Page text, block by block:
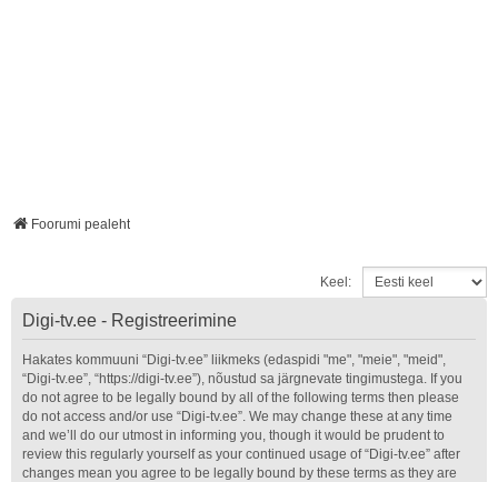
Foorumi pealeht
Keel:
Digi-tv.ee - Registreerimine
Hakates kommuuni “Digi-tv.ee” liikmeks (edaspidi "me", "meie", "meid",
“Digi-tv.ee”, “https://digi-tv.ee”), nõustud sa järgnevate tingimustega. If you
do not agree to be legally bound by all of the following terms then please
do not access and/or use “Digi-tv.ee”. We may change these at any time
and we’ll do our utmost in informing you, though it would be prudent to
review this regularly yourself as your continued usage of “Digi-tv.ee” after
changes mean you agree to be legally bound by these terms as they are